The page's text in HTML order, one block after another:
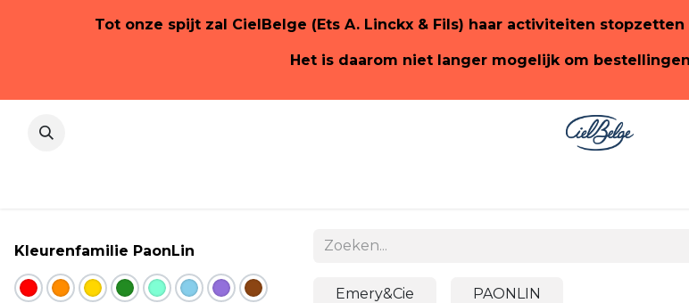
Tot onze spijt zal CielBelge (Ets A. Linckx & Fils) haar activiteiten
Het is daarom niet langer mogelijk om
Kleurenfamilie PaonLin
Emery&Cie PAONLIN